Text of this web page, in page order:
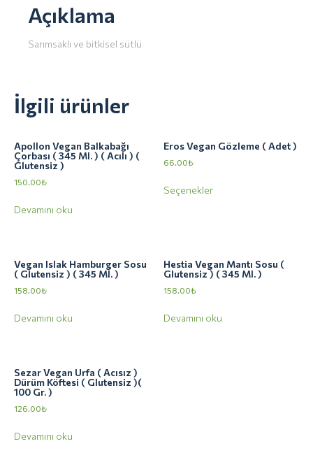
Açıklama
Sarımsaklı ve bitkisel sütlü
İlgili ürünler
Apollon Vegan Balkabağı
Çorbası ( 345 Ml. ) ( Acılı ) (
Glutensiz )
150.00₺
Devamını oku
Eros Vegan Gözleme ( Adet )
66.00₺
Seçenekler
Vegan Islak Hamburger Sosu
( Glutensiz ) ( 345 Ml. )
158.00₺
Devamını oku
Hestia Vegan Mantı Sosu (
Glutensiz ) ( 345 Ml. )
158.00₺
Devamını oku
Sezar Vegan Urfa ( Acısız )
Dürüm Köftesi ( Glutensiz )(
100 Gr. )
126.00₺
Devamını oku